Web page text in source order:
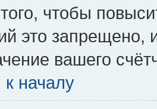
чтобы
это запрещено,
вашего
к началу